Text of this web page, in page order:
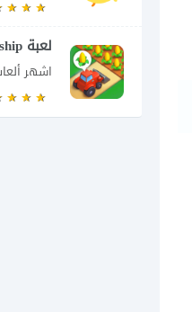
لعبة Township مجاناً